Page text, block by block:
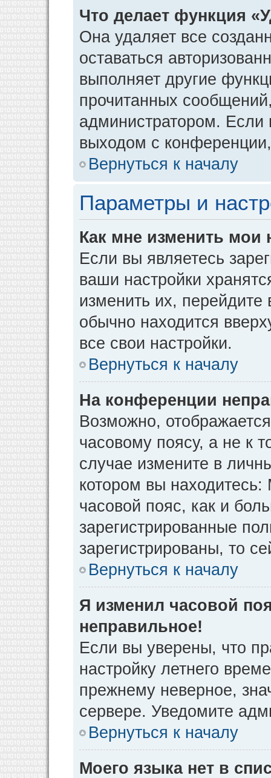
Что делает функция
Она удаляет все
оставаться
выполняет другие
прочитанных
администратором. Если
выходом с
Вернуться к началу
Параметры и
Как мне изменить мои
Если вы являетесь
ваши настройки
изменить их, перейдите
обычно находится
все свои настройки.
Вернуться к началу
На конференции
Возможно,
часовому поясу, а не к
случае измените в
котором вы находитесь:
часовой пояс, как и
зарегистрированные
зарегистрированы, то
Вернуться к началу
Я изменил часовой
неправильное!
Если вы уверены, что
настройку летнего
прежнему неверное,
сервере. Уведомите
Вернуться к началу
Моего языка нет в